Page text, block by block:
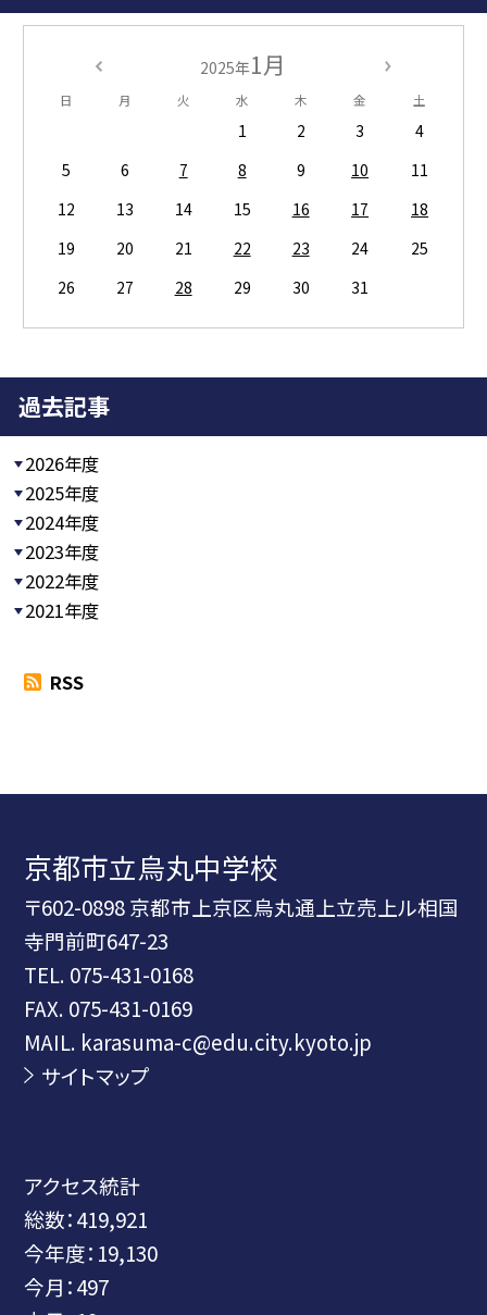
2025年1月
日 月 火 水 木 金 土
1 2 3
4
5
6 7 8 9 10
11
12
13 14 15 16 17
18
19
20 21 22 23 24
25
26
27 28 29 30 31
過去記事
2026年度
2025年度
2024年度
2023年度
2022年度
2021年度
RSS
京都市立烏丸中学校
〒602-0898 京都市上京区烏丸通上立売上ル相国
寺門前町647-23
TEL. 075-431-0168
FAX. 075-431-0169
MAIL. karasuma-c@edu.city.kyoto.jp
サイトマップ
アクセス統計
総数：419,921
今年度： 19,130
今月：497